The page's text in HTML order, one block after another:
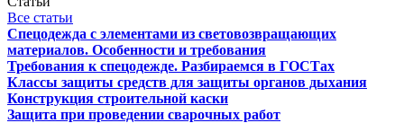
Все статьи
Спецодежда с элементами из световозвращающих
материалов. Особенности и требования
Требования к спецодежде. Разбираемся в ГОСТах
Классы защиты средств для защиты органов дыхания
Конструкция строительной каски
Защита при проведении сварочных работ